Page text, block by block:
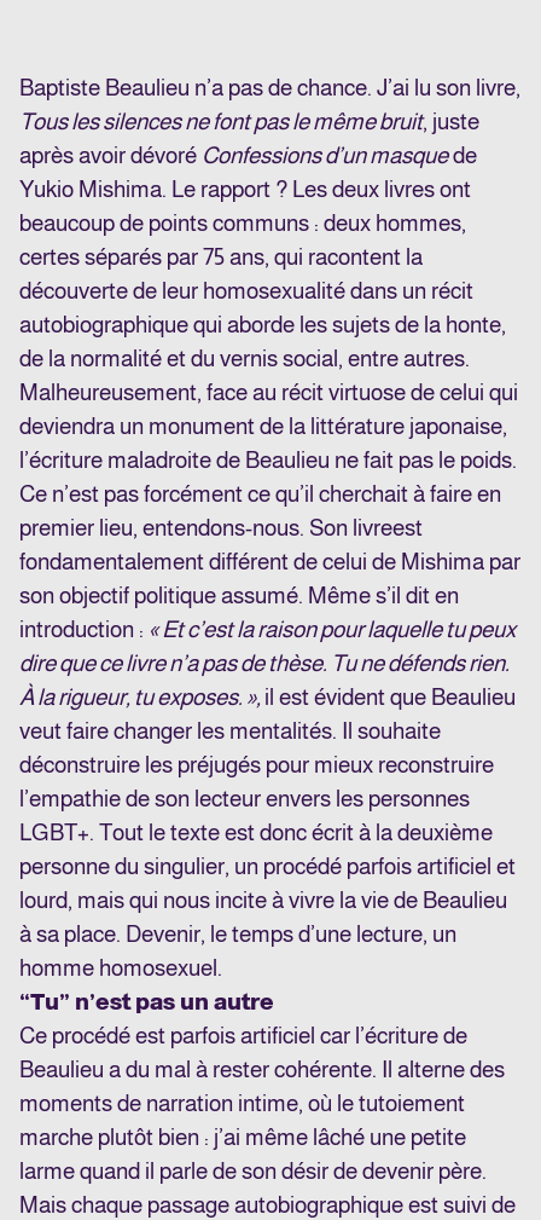
Baptiste Beaulieu n’a pas de chance. J’ai lu son livre,
Tous les silences ne font pas le même bruit, juste
après avoir dévoré Confessions d’un masquede
Yukio Mishima. Le rapport ? Les deux livres ont
beaucoup de points communs : deux hommes,
certes séparés par 75 ans, qui racontent la
découverte de leur homosexualité dans un récit
autobiographique qui aborde les sujets de la honte,
de la normalité et du vernis social, entre autres.
Malheureusement, face au récit virtuose de celui qui
deviendra un monument de la littérature japonaise,
l’écriture maladroite de Beaulieu ne fait pas le poids.
Ce n’est pas forcément ce qu’il cherchait à faire en
premier lieu, entendons-nous. Son livreest
fondamentalement différent de celui de Mishima par
son objectif politique assumé. Même s’il dit en
introduction : « Et c’est la raison pour laquelle tu peux
dire que ce livre n’a pas de thèse. Tu ne défends rien.
À la rigueur, tu exposes. », il est évident que Beaulieu
veut faire changer les mentalités. Il souhaite
déconstruire les préjugés pour mieux reconstruire
l’empathie de son lecteur envers les personnes
LGBT+. Tout le texte est donc écrit à la deuxième
personne du singulier, un procédé parfois artificiel et
lourd, mais qui nous incite à vivre la vie de Beaulieu
à sa place. Devenir, le temps d’une lecture, un
homme homosexuel.
“Tu” n’est pas un autre
Ce procédé est parfois artificiel car l’écriture de
Beaulieu a du mal à rester cohérente. Il alterne des
moments de narration intime, où le tutoiement
marche plutôt bien : j’ai même lâché une petite
larme quand il parle de son désir de devenir père.
Mais chaque passage autobiographique est suivi de